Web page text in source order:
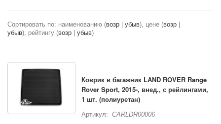
Сортировать по: наименованию (возр убыв), цене (возр
убыв), рейтингу (возр убыв)
Коврик в багажник LAND ROVER Range
Rover Sport, 2015-, внед., с рейлингами,
1 шт. (полиуретан)
Артикул: CARLDR00006